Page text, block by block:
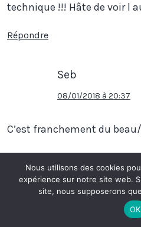
technique !!! Hâte de voir l
Répondre
Seb
08/01/2018 à 20:37
C’est franchement du
Boras
09/01/2018 à 15:30
Nous utilisons des cookies
expérience sur notre site web.
site, nous supposerons
OK